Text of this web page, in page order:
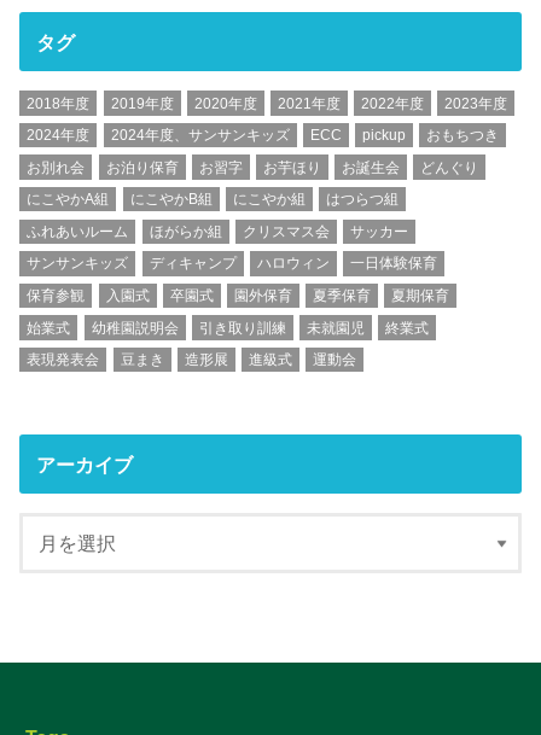
タグ
2018年度 2019年度 2020年度 2021年度 2022年度
2023年度
2024年度
2024年度、サンサンキッズ ECC pickup
おもちつき
お別れ会
お泊り保育 お習字 お芋ほり お誕生会
どんぐり
にこやかA組
にこやかB組 にこやか組
はつらつ組
ふれあいルーム
ほがらか組 クリスマス会
サッカー
サンサンキッズ
ディキャンプ ハロウィン
一日体験保育
保育参観
入園式 卒園式 園外保育 夏季保育
夏期保育
始業式
幼稚園説明会 引き取り訓練 未就園児
終業式
表現発表会
豆まき 造形展 進級式 運動会
アーカイブ